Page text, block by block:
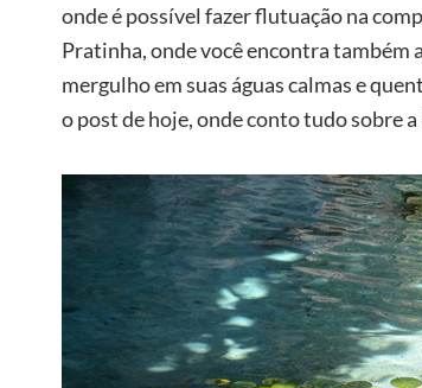
onde é possível fazer flutuação na
Pratinha, onde você encontra também a
mergulho em suas águas calmas e
o post de hoje, onde conto tudo sobre